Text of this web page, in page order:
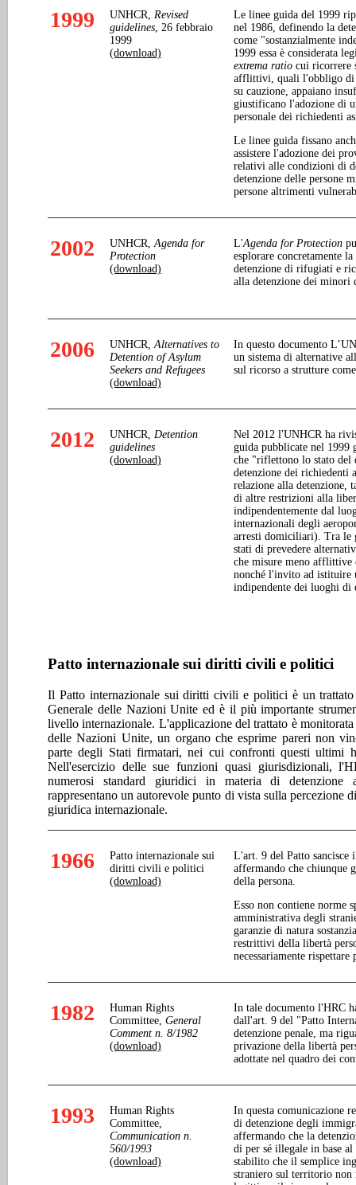
1999 UNHCR, Revised
guidelines, 26 febbraio
1999
(download)
Le linee guida del 1999
nel 1986, definendo la
come "sostanzialmente
1999 essa è considerata
extrema ratio cui ricorrere
afflittivi, quali l'obbligo di
su cauzione, appaiano
giustificano l'adozione di
personale dei richiedenti
Le linee guida fissano
assistere l'adozione dei
relativi alle condizioni di
detenzione delle persone
persone altrimenti
2002 UNHCR,Agenda for
Protection
(download)
L'Agenda for Protection
esplorare concretamente
detenzione di rifugiati e
alla detenzione dei minori
2006 UNHCR,Alternatives to
Detention of Asylum
Seekers and Refugees
(download)
In questo documento
un sistema di alternative
sul ricorso a strutture
2012 UNHCR, Detention
guidelines
(download)
Nel 2012 l'UNHCR ha
guida pubblicate nel
che "riflettono lo stato del
detenzione dei richiedenti
relazione alla detenzione,
di altre restrizioni alla
indipendentemente dal
internazionali degli
arresti domiciliari). Tra le
stati di prevedere
che misure meno afflittive
nonché l'invito ad istituire
indipendente dei luoghi di
Patto internazionale sui diritti civili e politici
Il Patto internazionale sui diritti civili e politici è un trattato
Generale delle Nazioni Unite ed è il più importante
livello internazionale. L'applicazione del trattato è
delle Nazioni Unite, un organo che esprime pareri non
parte degli Stati firmatari, nei cui confronti questi ultimi
Nell'esercizio delle sue funzioni quasi giurisdizionali,
numerosi standard giuridici in materia di detenzione
rappresentano un autorevole punto di vista sulla percezione
giuridica internazionale.
1966
Patto internazionale sui
diritti civili e politici
(download)
L'art. 9 del Patto
affermando che chiunque
della persona.
Esso non contiene norme
amministrativa degli
garanzie di natura
restrittivi della libertà
necessariamente
1982
Human Rights
Committee, General
Comment n. 8/1982
(download)
In tale documento l'HRC
dall'art. 9 del "Patto
detenzione penale, ma
privazione della libertà
adottate nel quadro dei
1993
Human Rights
Committee,
Communication n.
560/1993
(download)
In questa comunicazione
di detenzione degli
affermando che la
di per sé illegale in base
stabilito che il semplice
straniero sul territorio non